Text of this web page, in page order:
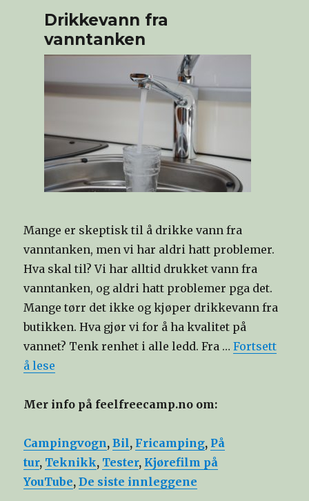
Drikkevann fra
vanntanken
Mange er skeptisk til å drikke vann fra
vanntanken, men vi har aldri hatt problemer.
Hva skal til? Vi har alltid drukket vann fra
vanntanken, og aldri hatt problemer pga det.
Mange tørr det ikke og kjøper drikkevann fra
butikken. Hva gjør vi for å ha kvalitet på
vannet? Tenk renhet i alle ledd. Fra …Fortsett
å lese
Mer info på feelfreecamp.no om:
Campingvogn,Bil, Fricamping, På
tur, Teknikk, Tester, Kjørefilm på
YouTube,De siste innleggene